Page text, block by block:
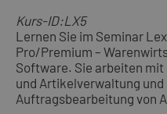
Kurs-ID:LX5
Lernen Sie im Seminar
Pro/Premium –
Software. Sie arbeiten
und Artikelverwaltung und
Auftragsbearbeitung von